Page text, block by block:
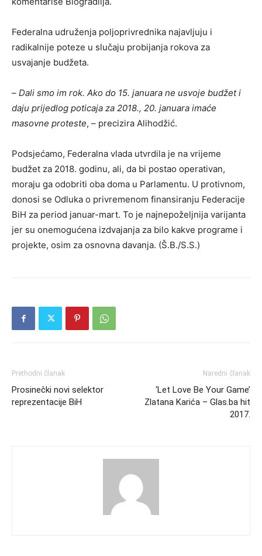
Federalna udruženja poljoprivrednika najavljuju i
radikalnije poteze u slučaju probijanja rokova za
usvajanje budžeta.
– Dali smo im rok. Ako do 15. januara ne usvoje budžet i
daju prijedlog poticaja za 2018., 20. januara imaće
masovne proteste, – precizira Alihodžić.
Podsjećamo, Federalna vlada utvrdila je na vrijeme
budžet za 2018. godinu, ali, da bi postao operativan,
moraju ga odobriti oba doma u Parlamentu. U protivnom,
donosi se Odluka o privremenom finansiranju Federacije
BiH za period januar-mart. To je najnepoželjnija varijanta
jer su onemogućena izdvajanja za bilo kakve programe i
projekte, osim za osnovna davanja. (Š.B./S.S.)
Prethodni članak
Prosinečki novi selektor
reprezentacije BiH
Naredni članak
‘Let Love Be Your Game’
Zlatana Karića – Glas.ba hit
2017.